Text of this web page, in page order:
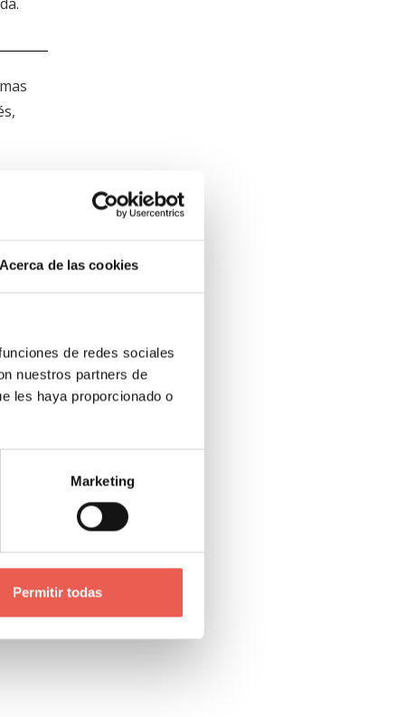
de las cookies
de redes sociales
nuestros partners de
les haya proporcionado o
Marketing
Permitir todas